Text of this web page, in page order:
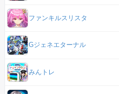
ファンキルスリスタ
Gジェネエターナル
みんトレ